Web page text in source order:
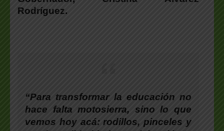
Rodríguez.
“Para transformar la educación no
hace falta motosierra, sino lo que
vemos hoy acá: rodillos, pinceles y